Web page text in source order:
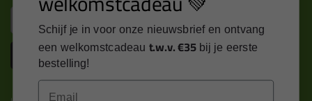
Inschrijven
Schijf je in voor onze nieuwsbrief en ontvang
een welkomstcadeau t.w.v. €35 bij je eerste
bestelling!
Email